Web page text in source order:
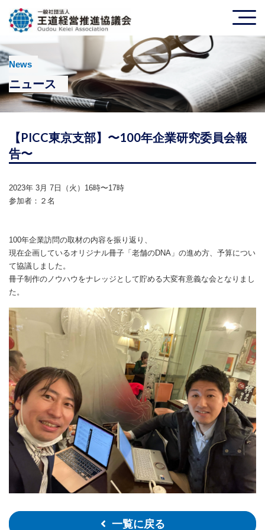
News
ニュース
【PICC東京支部】〜100年企業研究委員会報
告〜
2023年 3月 7日（火）16時〜17時
参加者：２名
100年企業訪問の取材の内容を振り返り、
現在企画しているオリジナル冊子「老舗のDNA」の進め方、予算につい
て協議しました。
冊子制作のノウハウをナレッジとして貯める大変有意義な会となりまし
た。
一覧に戻る